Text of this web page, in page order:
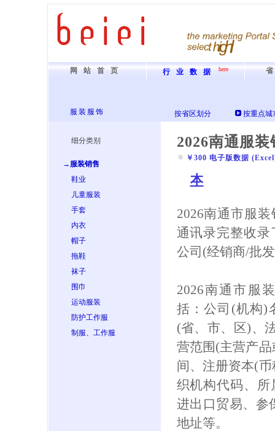
网站首页 行业数据 here
服装服饰 按省区划分 按重点城
细分类别
→服装销售
鞋业
儿童服装
手套
内衣
帽子
拖鞋
袜子
围巾
运动服装
防护工作服
制服、工作服
2026南通服
￥300 电子版数据
本
2026南通市服
通讯录完整收
公司(经销商/批
2026南通市服
括：公司(机构)
(省、市、区)、
营范围(主营产
间、注册资本(
织机构代码、
进出口贸易、参
地址等。